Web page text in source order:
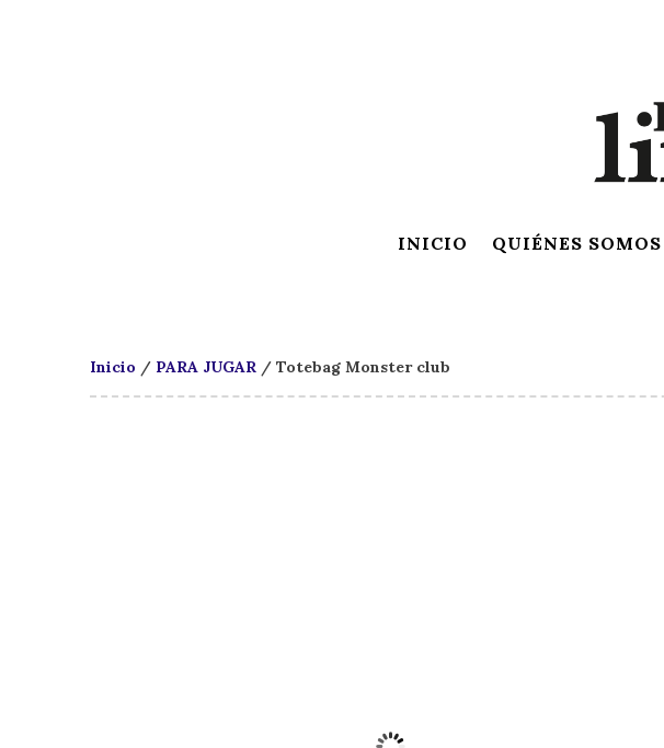
INICIO QUIÉNES SOMOS
Inicio / PARA JUGAR / Totebag Monster club